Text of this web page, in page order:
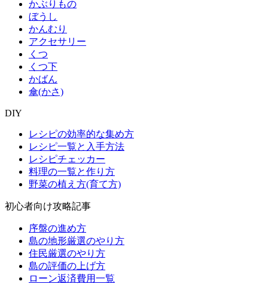
かぶりもの
ぼうし
かんむり
アクセサリー
くつ
くつ下
かばん
傘(かさ)
DIY
レシピの効率的な集め方
レシピ一覧と入手方法
レシピチェッカー
料理の一覧と作り方
野菜の植え方(育て方)
初心者向け攻略記事
序盤の進め方
島の地形厳選のやり方
住民厳選のやり方
島の評価の上げ方
ローン返済費用一覧